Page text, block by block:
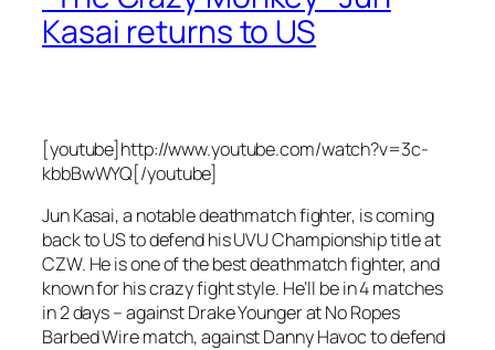
Kasai returns to US
[youtube]http://www.youtube.com/watch?v=3c-
kbbBwWYQ[/youtube]
Jun Kasai, a notable deathmatch fighter, is coming
back to US to defend his UVU Championship title at
CZW. He is one of the best deathmatch fighter, and
known for his crazy fight style. He’ll be in 4 matches
in 2 days – against Drake Younger at No Ropes
Barbed Wire match, against Danny Havoc to defend